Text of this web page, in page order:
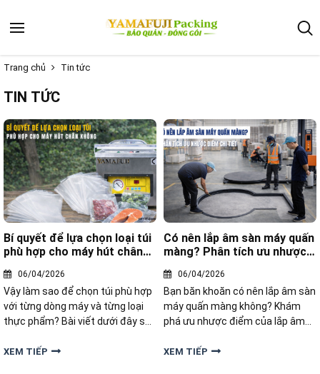
Trang chủ Tin tức
TIN TỨC
Bí quyết để lựa chọn loại túi
phù hợp cho máy hút chân
06/04/2026
Vậy làm sao để chọn túi phù hợp
với từng dòng máy và từng loại
thực phẩm? Bài viết dưới đây sẽ
chọn loại túi phù hợp cho máy
XEM TIẾP
Có nên lắp âm sàn máy quấn
màng? Phân tích ưu nhược
06/04/2026
Bạn băn khoăn có nên lắp âm sàn
máy quấn màng không? Khám
phá ưu nhược điểm của lắp âm
quyết định tối ưu quy trình đóng
XEM TIẾP